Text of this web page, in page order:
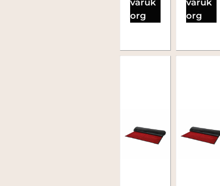
varuk
org
varuk
org